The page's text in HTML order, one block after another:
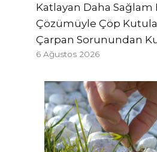
Katlayan Daha Sağlam
Çözümüyle Çöp
Çarpan Sorunundan
6 Ağustos 2026